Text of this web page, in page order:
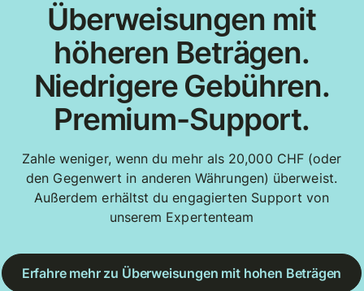
Überweisungen mit
höheren Beträgen.
Niedrigere Gebühren.
Premium-Support.
Zahle weniger, wenn du mehr als 20,000 CHF (oder
den Gegenwert in anderen Währungen) überweist.
Außerdem erhältst du engagierten Support von
unserem Expertenteam
Erfahre mehr zu Überweisungen mit hohen Beträgen